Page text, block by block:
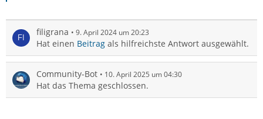
filigrana 9. April 2024 um 20:23
Hat einen Beitrag als hilfreichste Antwort ausgewählt.
Community-Bot 10. April 2025 um 04:30
Hat das Thema geschlossen.